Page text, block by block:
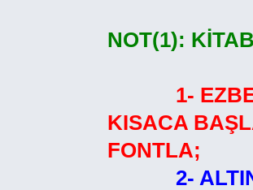
NOT(1):
1-
KISACA
FONTLA;
2-